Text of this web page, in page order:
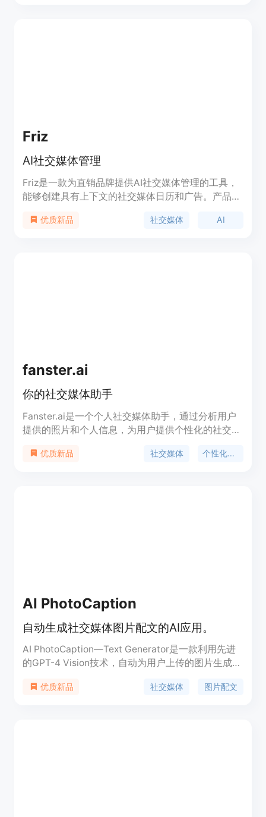
Friz
AI社交媒体管理
Friz是一款为直销品牌提供AI社交媒体管理的工具，
能够创建具有上下文的社交媒体日历和广告。产品包
容+广告、发布和日历管理以及分析。用户可以选择
优质新品 社交媒体 AI
fanster.ai
你的社交媒体助手
Fanster.ai是一个个人社交媒体助手，通过分析用户
提供的照片和个人信息，为用户提供个性化的社交媒
的不同活动的图像，Fanster都会在你的社交媒体旅
优质新品 社交媒体 个性化建议
AI PhotoCaption
自动生成社交媒体图片配文的AI应用。
AI PhotoCaption—Text Generator是一款利用先进
的GPT-4 Vision技术，自动为用户上传的图片生成吸
容，提供多种语言选项，并允许用户选择不同的语气
优质新品 社交媒体 图片配文